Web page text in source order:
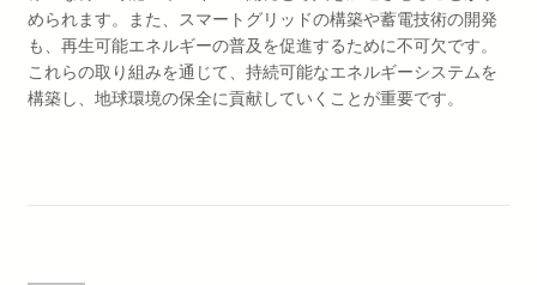
められます。また、スマートグリッドの構築や蓄電技術の開発
も、再生可能エネルギーの普及を促進するために不可欠です。
これらの取り組みを通じて、持続可能なエネルギーシステムを
構築し、地球環境の保全に貢献していくことが重要です。